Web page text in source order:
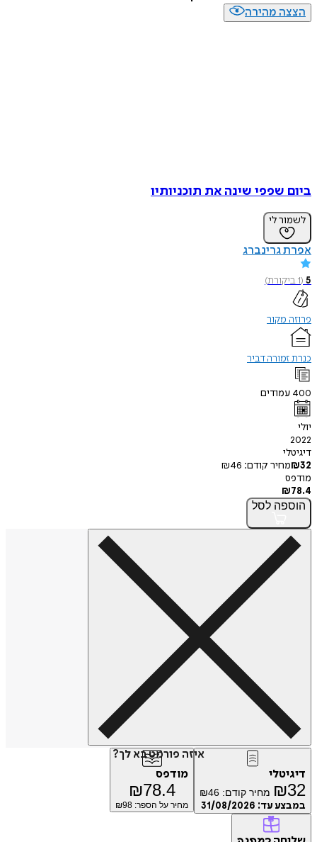
הצצה מהירה
ביום שפפי שינה את תוכניותיו
לשמור לי
אפרת גרינברג
5
(
1ביקורת)
פרוזה מקור
כנרת זמורה דביר
400 עמודים
יולי
2022
דיגיטלי
₪32 מחיר קודם: ₪46
מודפס
₪78.4
הוספה לסל
איזה פורמט בא לך?
דיגיטלי
₪32 מחיר קודם: ₪46
במבצע עד: 31/08/2026
מודפס
₪78.4
מחיר על הספר: ₪ 98